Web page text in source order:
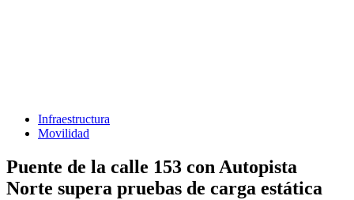
Infraestructura
Movilidad
Puente de la calle 153 con Autopista
Norte supera pruebas de carga estática